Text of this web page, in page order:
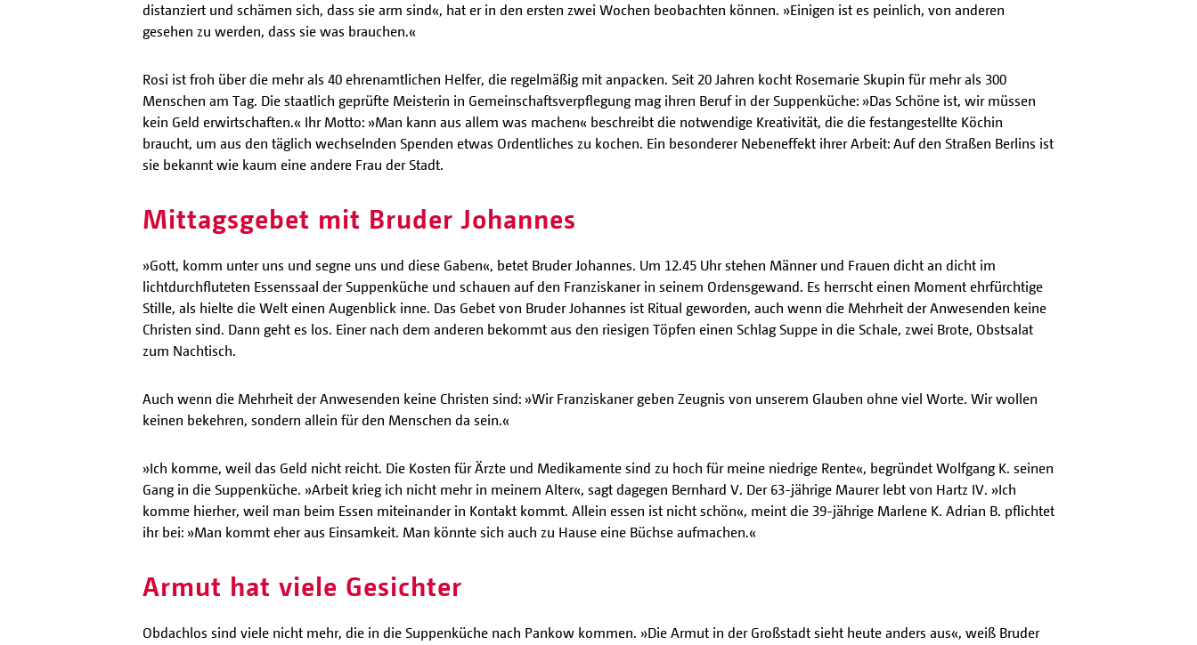
distanziert und schämen sich, dass sie arm sind«, hat er in den ersten zwei Wochen beobachten können. »Einigen ist es peinlich, von anderen
gesehen zu werden, dass sie was brauchen.«
Rosi ist froh über die mehr als 40 ehrenamtlichen Helfer, die regelmäßig mit anpacken. Seit 20 Jahren kocht Rosemarie Skupin für mehr als 300
Menschen am Tag. Die staatlich geprüfte Meisterin in Gemeinschaftsverpflegung mag ihren Beruf in der Suppenküche: »Das Schöne ist, wir müssen
kein Geld erwirtschaften.« Ihr Motto: »Man kann aus allem was machen« beschreibt die notwendige Kreativität, die die festangestellte Köchin
braucht, um aus den täglich wechselnden Spenden etwas Ordentliches zu kochen. Ein besonderer Nebeneffekt ihrer Arbeit: Auf den Straßen Berlins ist
sie bekannt wie kaum eine andere Frau der Stadt.
Mittagsgebet mit Bruder Johannes
»Gott, komm unter uns und segne uns und diese Gaben«, betet Bruder Johannes. Um 12.45 Uhr stehen Männer und Frauen dicht an dicht im
lichtdurchfluteten Essenssaal der Suppenküche und schauen auf den Franziskaner in seinem Ordensgewand. Es herrscht einen Moment ehrfürchtige
Stille, als hielte die Welt einen Augenblick inne. Das Gebet von Bruder Johannes ist Ritual geworden, auch wenn die Mehrheit der Anwesenden keine
Christen sind. Dann geht es los. Einer nach dem anderen bekommt aus den riesigen Töpfen einen Schlag Suppe in die Schale, zwei Brote, Obstsalat
zum Nachtisch.
Auch wenn die Mehrheit der Anwesenden keine Christen sind: »Wir Franziskaner geben Zeugnis von unserem Glauben ohne viel Worte. Wir wollen
keinen bekehren, sondern allein für den Menschen da sein.«
»Ich komme, weil das Geld nicht reicht. Die Kosten für Ärzte und Medikamente sind zu hoch für meine niedrige Rente«, begründet Wolfgang K. seinen
Gang in die Suppenküche. »Arbeit krieg ich nicht mehr in meinem Alter«, sagt dagegen Bernhard V. Der 63-jährige Maurer lebt von Hartz IV. »Ich
komme hierher, weil man beim Essen miteinander in Kontakt kommt. Allein essen ist nicht schön«, meint die 39-jährige Marlene K. Adrian B. pflichtet
ihr bei: »Man kommt eher aus Einsamkeit. Man könnte sich auch zu Hause eine Büchse aufmachen.«
Armut hat viele Gesichter
Obdachlos sind viele nicht mehr, die in die Suppenküche nach Pankow kommen. »Die Armut in der Großstadt sieht heute anders aus«, weiß Bruder